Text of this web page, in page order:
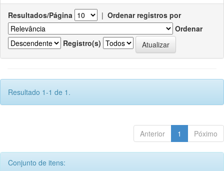
Resultados/Página | Ordenar registros por
Ordenar
Registro(s)
Resultado 1-1 de 1.
Anterior 1 Póximo
Conjunto de itens: